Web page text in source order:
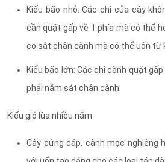
Kiểu bão nhỏ: Các chi của cây
cần quặt gấp về 1 phía mà có thể
co sát chân cành mà có thể uốn từ
Kiểu bão lớn: Các chi cành quặt
phải nằm sát chân cành.
Kiểu gió lùa nhiều năm
Cây cứng cáp, cành mọc nghiêng